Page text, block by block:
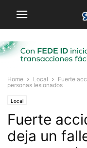
Home Local
Fuerte
personas lesionados
Local
Fuerte
deja un